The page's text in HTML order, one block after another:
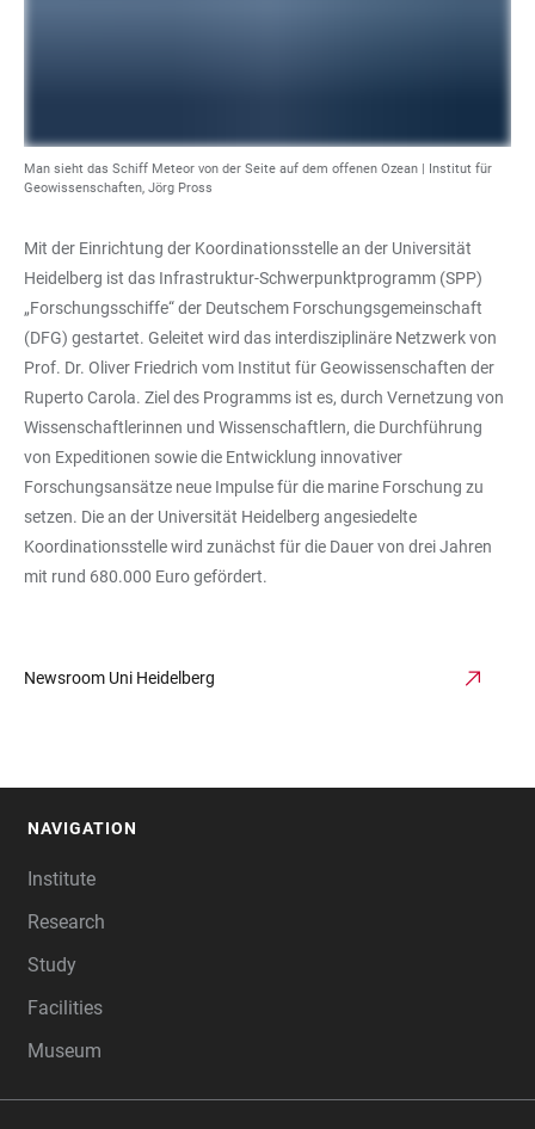
Man sieht das Schiff Meteor von der Seite auf dem offenen Ozean | Institut für
Geowissenschaften, Jörg Pross
Mit der Einrichtung der Koordinationsstelle an der Universität
Heidelberg ist das Infrastruktur-Schwerpunktprogramm (SPP)
„Forschungsschiffe“ der Deutschem Forschungsgemeinschaft
(DFG) gestartet. Geleitet wird das interdisziplinäre Netzwerk von
Prof. Dr. Oliver Friedrich vom Institut für Geowissenschaften der
Ruperto Carola. Ziel des Programms ist es, durch Vernetzung von
Wissenschaftlerinnen und Wissenschaftlern, die Durchführung
von Expeditionen sowie die Entwicklung innovativer
Forschungsansätze neue Impulse für die marine Forschung zu
setzen. Die an der Universität Heidelberg angesiedelte
Koordinationsstelle wird zunächst für die Dauer von drei Jahren
mit rund 680.000 Euro gefördert.
Newsroom Uni Heidelberg
NAVIGATION
Institute
Research
Study
Facilities
Museum